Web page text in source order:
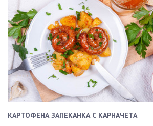
КАРТОФЕНА ЗАПЕКАНКА С КАРНАЧЕТА